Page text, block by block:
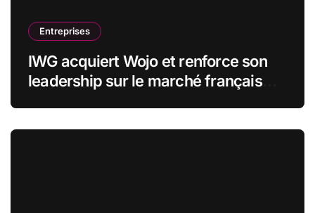
Entreprises
IWG acquiert Wojo et renforce son
leadership sur le marché français